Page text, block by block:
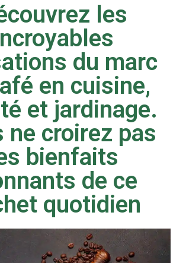
les
du marc
en cuisine,
et jardinage.
ne croirez pas
bienfaits
de ce
quotidien